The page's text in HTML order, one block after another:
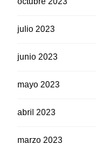
julio 2023
junio 2023
mayo 2023
abril 2023
marzo 2023